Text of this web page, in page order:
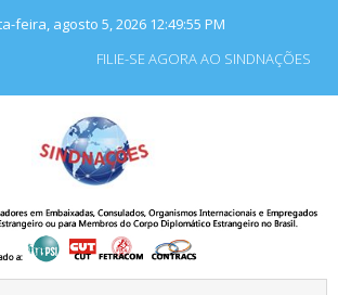
feira, agosto 5, 2026 12:49:56 PM
FILIE-SE AGORA AO SINDNAÇÕES
e Organismos
Empregados que laboram
para Estado Estrangeiro.